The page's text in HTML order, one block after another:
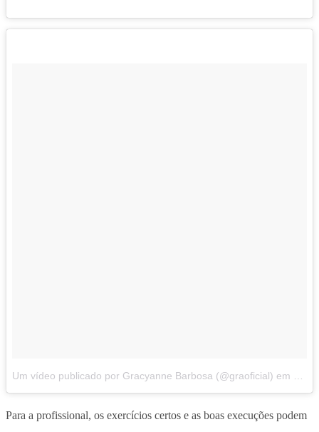
Um vídeo publicado por Gracyanne Barbosa (@graoficial) em
Para a profissional, os exercícios certos e as boas execuções podem